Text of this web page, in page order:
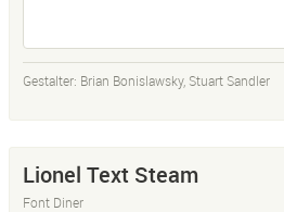
Gestalter: Brian Bonislawsky, Stuart Sandler
Lionel Text Steam
Font Diner